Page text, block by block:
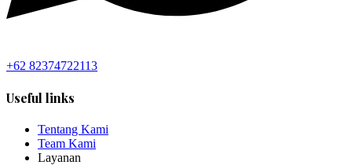
+62 82374722113
Useful links
Tentang Kami
Team Kami
Layanan